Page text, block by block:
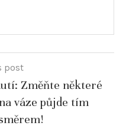
post
Změňte některé
váze půjde tím